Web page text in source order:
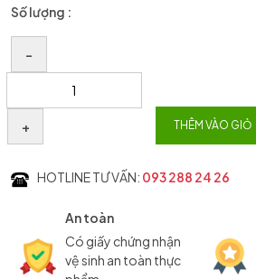
Số lượng :
–
+ THÊM VÀO GIỎ
HOTLINE TƯ VẤN: 093 288 24 26
An toàn
Có giấy chứng nhận
vệ sinh an toàn thực